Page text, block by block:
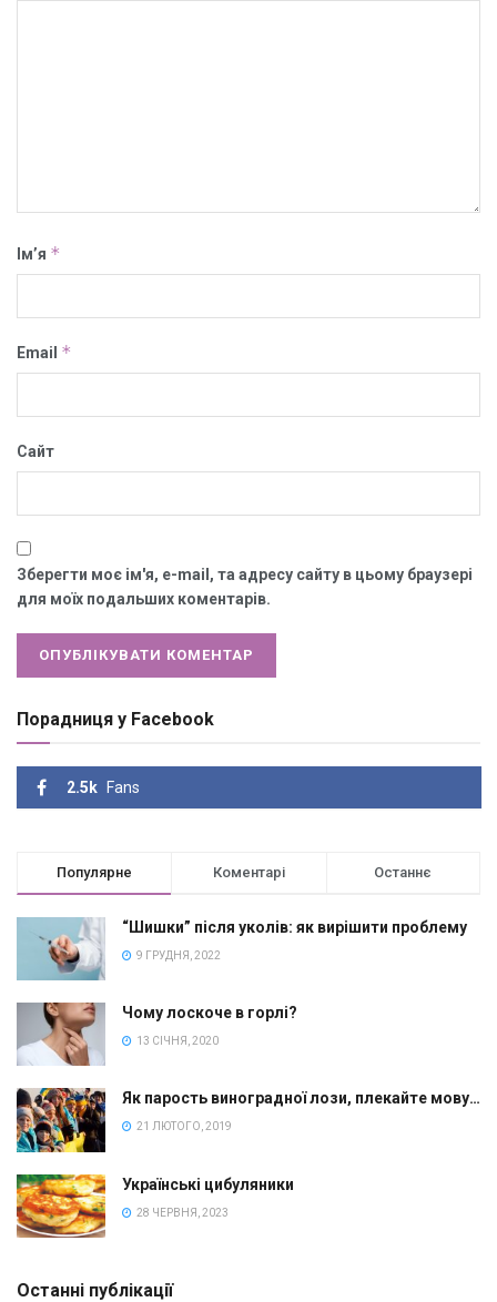
Ім’я *
Email *
Сайт
Зберегти моє ім'я, e-mail, та адресу сайту в цьому браузері
для моїх подальших коментарів.
Порадниця у Facebook
2.5k Fans
Популярне Коментарі Останнє
“Шишки” після уколів: як вирішити проблему
9 ГРУДНЯ, 2022
Чому лоскоче в горлі?
13 СІЧНЯ, 2020
Як парость виноградної лози, плекайте мову…
21 ЛЮТОГО, 2019
Українські цибуляники
28 ЧЕРВНЯ, 2023
Останні публікації